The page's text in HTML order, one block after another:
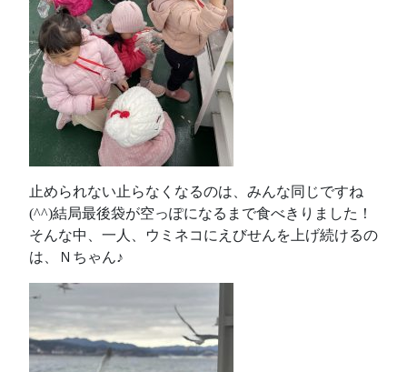
止められない止らなくなるのは、みんな同じですね
(^^)結局最後袋が空っぽになるまで食べきりました！
そんな中、一人、ウミネコにえびせんを上げ続けるの
は、Ｎちゃん♪